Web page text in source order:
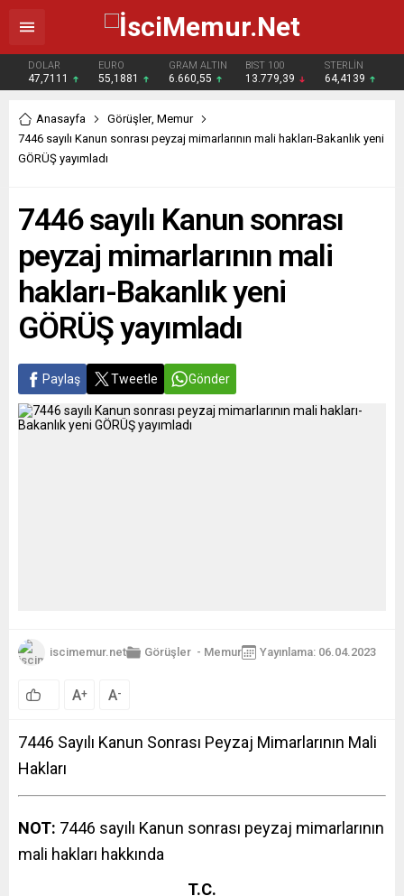
DOLAR
47,7111
EURO
55,1881
GRAM ALTIN
6.660,55
BIST 100
13.779,39
STERLİN
64,4139
Anasayfa Görüşler, Memur
7446 sayılı Kanun sonrası peyzaj mimarlarının mali hakları-Bakanlık yeni
GÖRÜŞ yayımladı
7446 sayılı Kanun sonrası
peyzaj mimarlarının mali
hakları-Bakanlık yeni
GÖRÜŞ yayımladı
Paylaş Tweetle Gönder
iscimemur.net Görüşler - Memur Yayınlama: 06.04.2023
A+ A-
7446 Sayılı Kanun Sonrası Peyzaj Mimarlarının Mali
Hakları
NOT: 7446 sayılı Kanun sonrası peyzaj mimarlarının
mali hakları hakkında
T.C.